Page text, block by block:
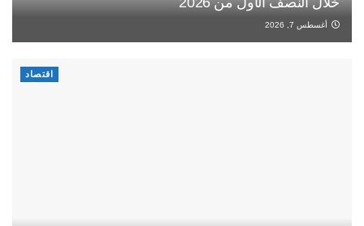
أغسطس 7, 2026
اقتصاد